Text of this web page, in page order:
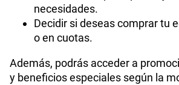
necesidades.
Decidir si deseas comprar tu
o en cuotas.
Además, podrás acceder a
y beneficios especiales según la